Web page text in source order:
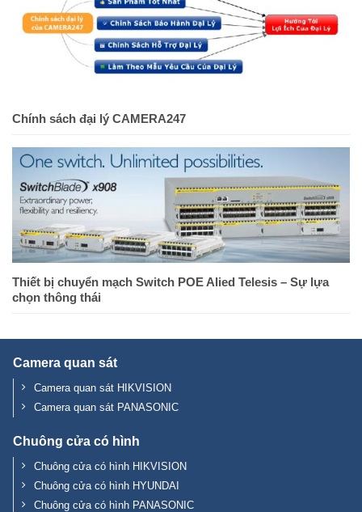
Chính sách đại lý CAMERA247
Thiết bị chuyển mạch Switch POE Alied Telesis – Sự lựa
chọn thông thái
Camera quan sát
Camera quan sát HIKVISION
Camera quan sát PANASONIC
Chuông cửa có hình
Chuông cửa có hình HIKVISION
Chuông cửa có hình HYUNDAI
Chuông cửa có hình PANASONIC